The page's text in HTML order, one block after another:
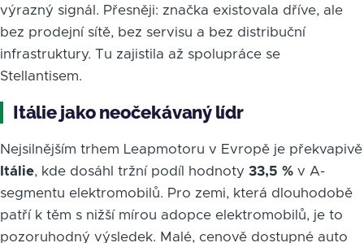
výrazný signál. Přesněji: značka existovala dříve, ale
bez prodejní sítě, bez servisu a bez distribuční
infrastruktury. Tu zajistila až spolupráce se
Stellantisem.
Itálie jako neočekávaný lídr
Nejsilnějším trhem Leapmotoru v Evropě je překvapivě
Itálie, kde dosáhl tržní podíl hodnoty 33,5 % v A-
segmentu elektromobilů. Pro zemi, která dlouhodobě
patří k těm s nižší mírou adopce elektromobilů, je to
pozoruhodný výsledek. Malé, cenově dostupné auto